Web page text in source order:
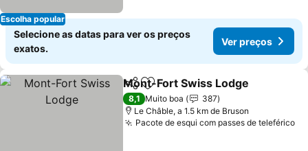
Escolha popular
Selecione as datas para ver os preços
exatos.
Ver preços
PartilharAdicionar aos favoritos
Mont-Fort Swiss Lodge
8,1 Muito boa
387
Le Châble, a 1.5 km de Bruson
Pacote de esqui com passes de teleférico